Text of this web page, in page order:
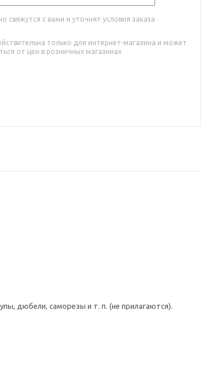
с вами и уточнят условия заказа
только для интернет-магазина и может
от цен в розничных магазинах
дюбели, саморезы и т. п. (не прилагаются).